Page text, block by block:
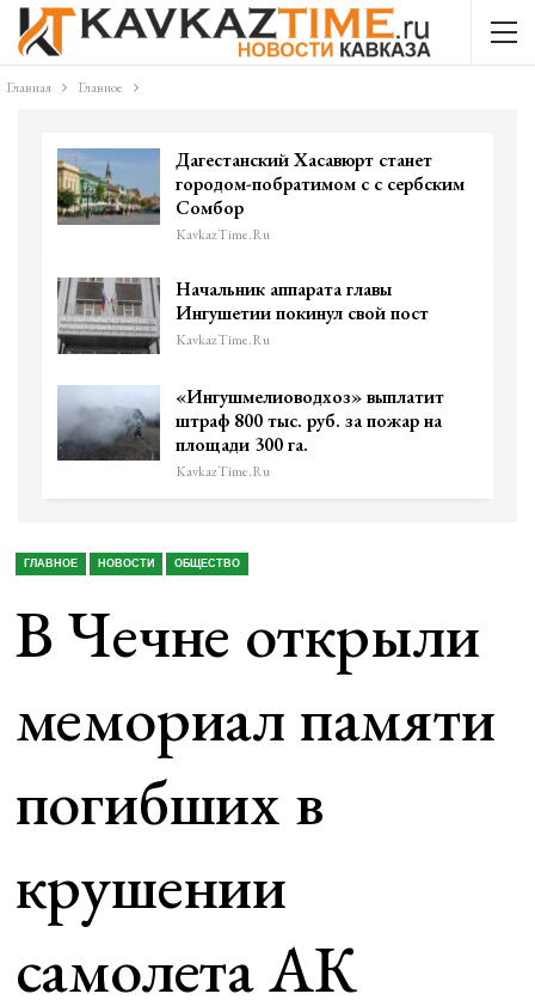
Главная Главное
Дагестанский Хасавюрт станет
городом-побратимом с с сербским
Сомбор
KavkazTime.ru
Начальник аппарата главы
Ингушетии покинул свой пост
KavkazTime.ru
«Ингушмелиоводхоз» выплатит
штраф 800 тыс. руб. за пожар на
площади 300 га.
KavkazTime.ru
ГЛАВНОЕ НОВОСТИ ОБЩЕСТВО
В Чечне открыли
мемориал памяти
погибших в
крушении
самолета АК